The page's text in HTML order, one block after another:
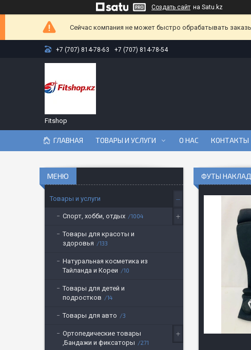
Создать сайт на Satu.kz
Сейчас компания не может быстро обрабатывать
+7 (707) 814-78-63 +7 (707) 814-78-54
Fitshop
ГЛАВНАЯ ТОВАРЫ И УСЛУГИ О НАС КОНТАКТЫ
ФУТЫ
Товары и услуги
Спорт, хобби, отдых 1004
Товары для красоты и
здоровья
133
Натуральная косметика из
Тайланда и Кореи
10
Товары для детей и
подростков
14
Товары для авто 3
Ортопедические товары
,Бандажи и фиксаторы
271